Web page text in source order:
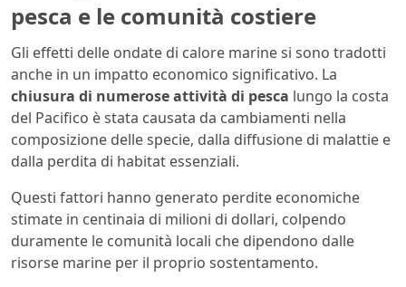
pesca e le comunità costiere
Gli effetti delle ondate di calore marine si sono tradotti
anche in un impatto economico significativo. La
chiusura di numerose attività di pesca lungo la costa
del Pacifico è stata causata da cambiamenti nella
composizione delle specie, dalla diffusione di malattie e
dalla perdita di habitat essenziali.
Questi fattori hanno generato perdite economiche
stimate in centinaia di milioni di dollari, colpendo
duramente le comunità locali che dipendono dalle
risorse marine per il proprio sostentamento.